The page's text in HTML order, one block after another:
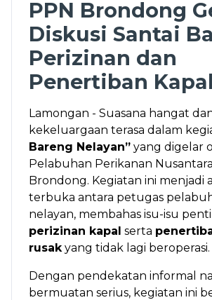
PPN Brondong
Diskusi Santai
Perizinan dan
Penertiban Kapal
Lamongan - Suasana hangat
kekeluargaan terasa dalam
Bareng Nelayan” yang digelar
Pelabuhan Perikanan
Brondong. Kegiatan ini menjadi
terbuka antara petugas
nelayan, membahas isu-isu
perizinan kapal serta
rusak yang tidak lagi beroperasi.
Dengan pendekatan informal
bermuatan serius, kegiatan ini